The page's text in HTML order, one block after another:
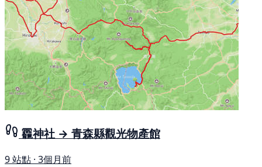
龗神社 → 青森縣觀光物產館
9 站點 · 3個月前